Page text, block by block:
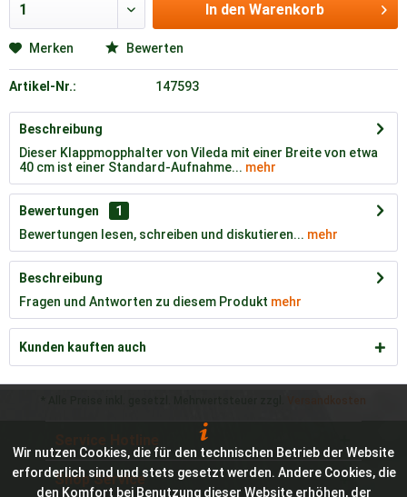
In den Warenkorb
Merken Bewerten
Artikel-Nr.: 147593
Beschreibung
Dieser Klappmopphalter von Vileda mit einer Breite von etwa
40 cm ist einer Standard-Aufnahme... mehr
Bewertungen
1
Bewertungen lesen, schreiben und diskutieren... mehr
Beschreibung
Fragen und Antworten zu diesem Produkt mehr
Kunden kauften auch
Shop Service
Wir nutzen Cookies, die für den technischen Betrieb der Website
erforderlich sind und stets gesetzt werden. Andere Cookies, die
den Komfort bei Benutzung dieser Website erhöhen, der